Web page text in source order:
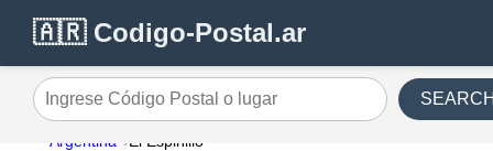
🇦🇷 Codigo-Postal.ar
Ingrese Código Postal o lugar
Argentina El Espinillo